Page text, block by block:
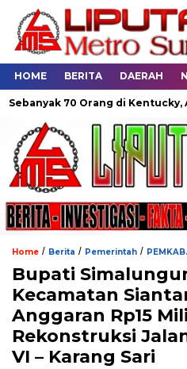
HOME BERITA DAERAH
Orang di Kentucky, AS Tewas
Home / Berita / Pemerintah /
Bupati
Kecamatan
Anggaran Rp15
Rekonstruksi
VI – Karang Sari